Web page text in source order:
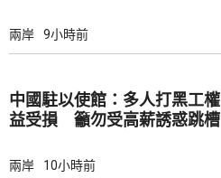
兩岸 9小時前
中國駐以使館：多人打黑工權
益受損 籲勿受高薪誘惑跳槽
兩岸 10小時前